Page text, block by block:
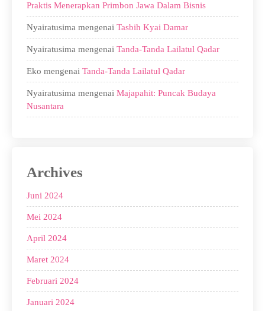
Praktis Menerapkan Primbon Jawa Dalam Bisnis
Nyairatusima mengenai Tasbih Kyai Damar
Nyairatusima mengenai Tanda-Tanda Lailatul Qadar
Eko mengenai Tanda-Tanda Lailatul Qadar
Nyairatusima mengenai Majapahit: Puncak Budaya
Nusantara
Archives
Juni 2024
Mei 2024
April 2024
Maret 2024
Februari 2024
Januari 2024